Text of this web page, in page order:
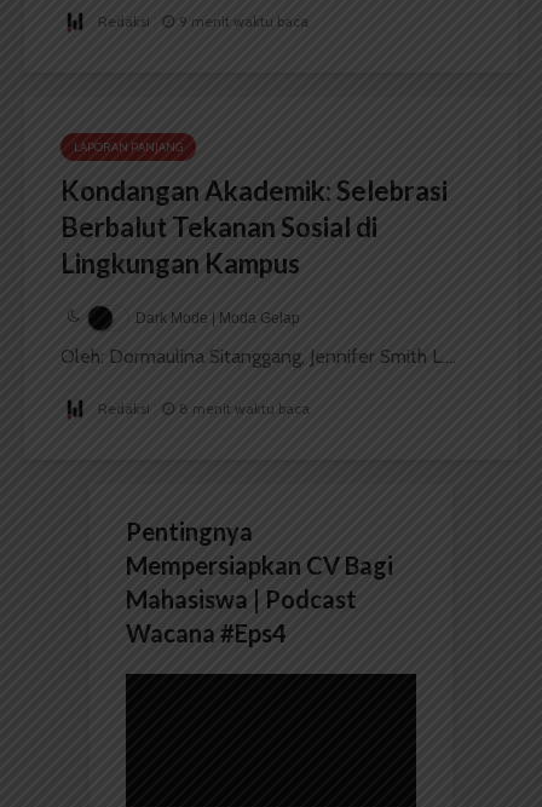
Redaksi 9 menit waktu baca
LAPORAN PANJANG
Kondangan Akademik: Selebrasi
Berbalut Tekanan Sosial di
Lingkungan Kampus
Dark Mode | Moda Gelap
Oleh: Dormaulina Sitanggang, Jennifer Smith L....
Redaksi 8 menit waktu baca
Pentingnya
Mempersiapkan CV Bagi
Mahasiswa | Podcast
Wacana #Eps4